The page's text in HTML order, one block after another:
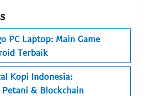
PC Laptop: Main Game
Terbaik
Kopi Indonesia:
Petani & Blockchain